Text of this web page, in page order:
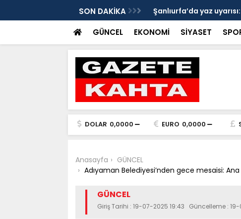
SON DAKİKA
Kahta İmtiyaz Sahibi Mustafa
Şanlıurfa’da yaz
Getirin
GÜNCEL EKONOMİ SİYASET
DOLAR 0,0000 EURO 0,0000
Anasayfa
GÜNCEL
Adıyaman Belediyesi’nden gece mesaisi:
GÜNCEL
Giriş Tarihi : 19-07-2025 19:43 Güncelleme :